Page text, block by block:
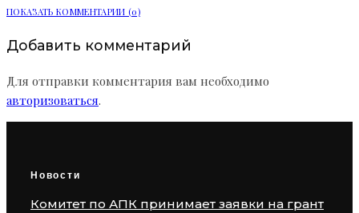
ПОКАЗАТЬ КОММЕНТАРИИ (0)
Добавить комментарий
Для отправки комментария вам необходимо
авторизоваться.
Новости
Комитет по АПК принимает заявки на грант